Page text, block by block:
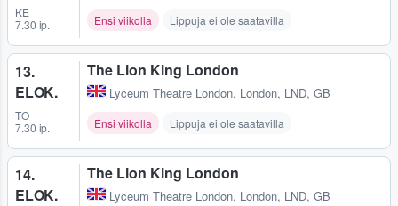
KE
7.30 ip.
Ensi viikolla Lippuja ei ole saatavilla
13.
ELOK.
TO
7.30 ip.
The Lion King London
Lyceum Theatre London, London, LND, GB
Ensi viikolla Lippuja ei ole saatavilla
14.
ELOK.
The Lion King London
Lyceum Theatre London, London, LND, GB